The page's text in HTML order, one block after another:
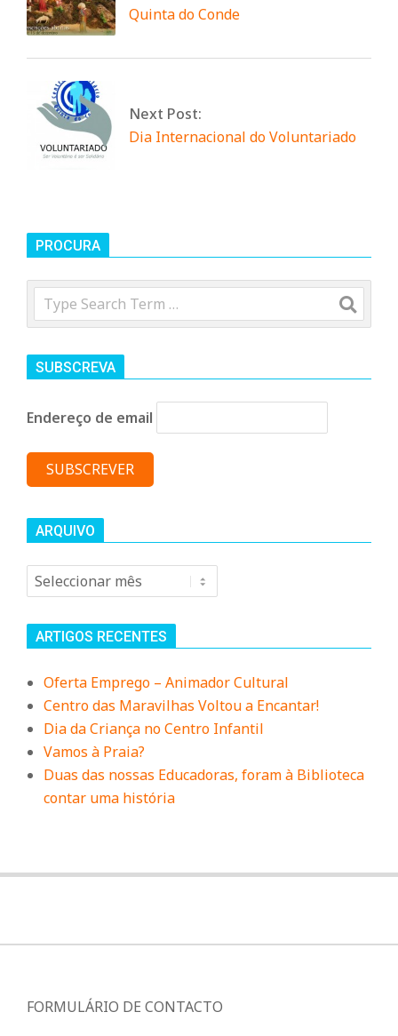
n
d
Quinta do Conde
Next Post:
Dia Internacional do Voluntariado
PROCURA
Search
SUBSCREVA
Endereço de email
ARQUIVO
Arquivo
ARTIGOS RECENTES
Oferta Emprego – Animador Cultural
Centro das Maravilhas Voltou a Encantar!
Dia da Criança no Centro Infantil
Vamos à Praia?
Duas das nossas Educadoras, foram à Biblioteca
contar uma história
FORMULÁRIO DE CONTACTO